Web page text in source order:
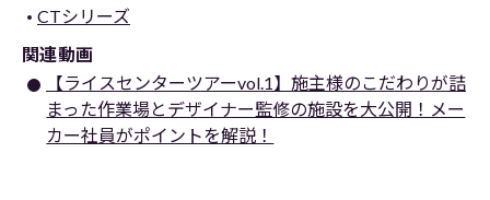
CTシリーズ
関連動画
【ライスセンターツアーvol.1】施主様のこだわりが詰
まった作業場とデザイナー監修の施設を大公開！メー
カー社員がポイントを解説！